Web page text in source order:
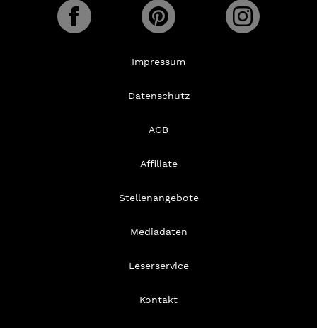
Impressum
Datenschutz
AGB
Affiliate
Stellenangebote
Mediadaten
Leserservice
Kontakt